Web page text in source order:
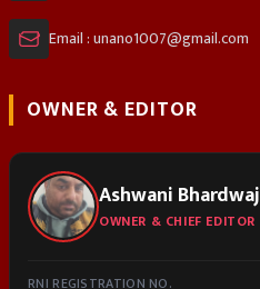
Email : unano1007@gmail.com
OWNER & EDITOR
Ashwani Bhardwaj
OWNER & CHIEF EDITOR
RNI REGISTRATION NO.